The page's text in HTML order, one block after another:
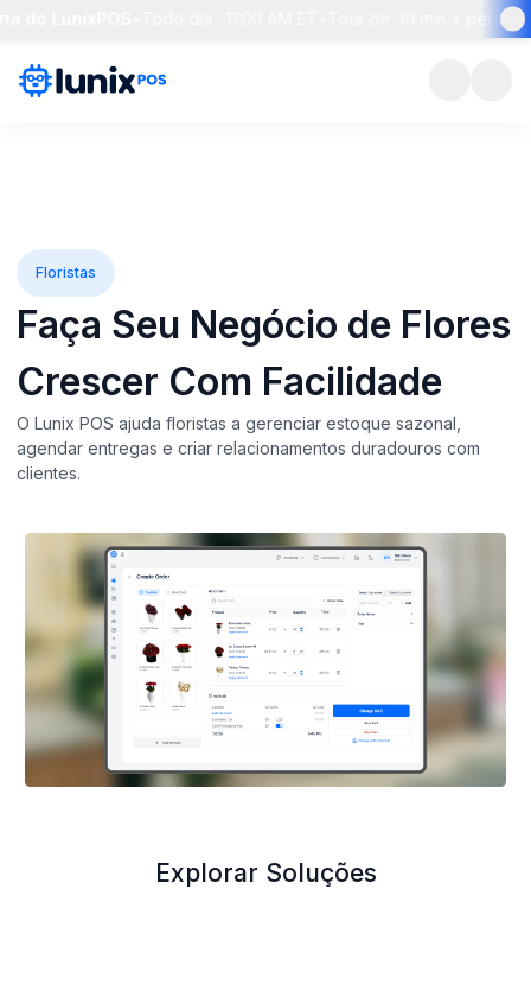
Tour de 30 min + perguntas
Floristas
Faça Seu Negócio de Flores
Crescer Com Facilidade
O Lunix POS ajuda floristas a gerenciar estoque sazonal,
agendar entregas e criar relacionamentos duradouros com
clientes.
Explorar Soluções